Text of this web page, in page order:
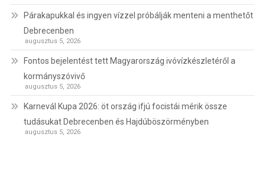
Párakapukkal és ingyen vízzel próbálják menteni a menthetőt
Debrecenben
augusztus 5, 2026
Fontos bejelentést tett Magyarország ivóvízkészletéről a
kormányszóvivő
augusztus 5, 2026
Karnevál Kupa 2026: öt ország ifjú focistái mérik össze
tudásukat Debrecenben és Hajdúböszörményben
augusztus 5, 2026